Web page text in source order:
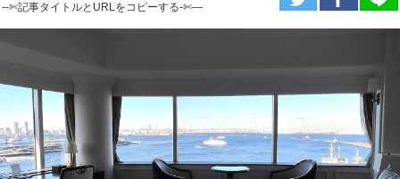
--✄記事タイトルとURLをコピーする-✄—